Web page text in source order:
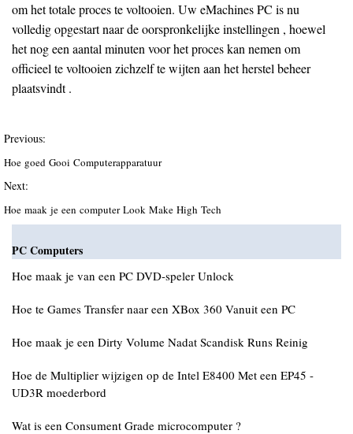
om het totale proces te voltooien. Uw eMachines PC is nu
volledig opgestart naar de oorspronkelijke instellingen , hoewel
het nog een aantal minuten voor het proces kan nemen om
officieel te voltooien zichzelf te wijten aan het herstel beheer
plaatsvindt .
Previous:
Hoe goed Gooi Computerapparatuur
Next:
Hoe maak je een computer Look Make High Tech
PC Computers
Hoe maak je van een PC DVD-speler Unlock
Hoe te Games Transfer naar een XBox 360 Vanuit een PC
Hoe maak je een Dirty Volume Nadat Scandisk Runs Reinig
Hoe de Multiplier wijzigen op de Intel E8400 Met een EP45 -
UD3R moederbord
Wat is een Consument Grade microcomputer ?